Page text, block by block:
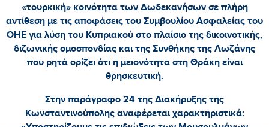
«τουρκική» κοινότητα των Δωδεκανήσων σε πλήρη
αντίθεση με τις αποφάσεις του Συμβουλίου Ασφαλείας του
ΟΗΕ για λύση του Κυπριακού στο πλαίσιο της δικοινοτικής,
διζωνικής ομοσπονδίας και της Συνθήκης της Λωζάνης
που ρητά ορίζει ότι η μειονότητα στη Θράκη είναι
θρησκευτική.
Στην παράγραφο 24 της Διακήρυξης της
Κωνσταντινούπολης αναφέρεται χαρακτηριστικά: